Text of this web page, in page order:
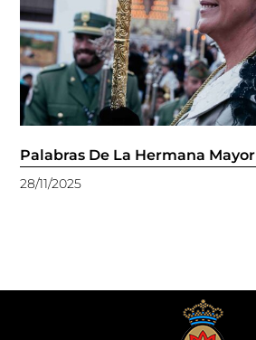
Palabras De La Hermana Mayor
28/11/2025